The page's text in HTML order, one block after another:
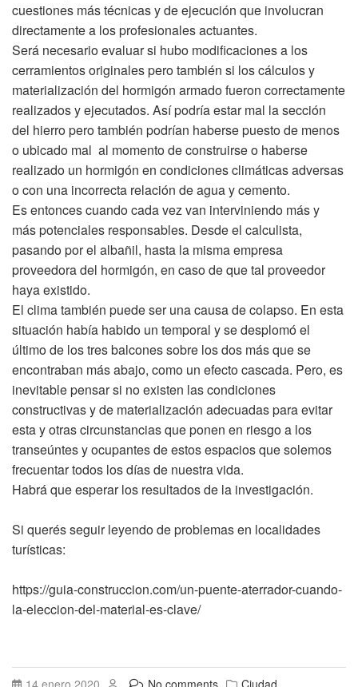
cuestiones más técnicas y de ejecución que involucran
directamente a los profesionales actuantes.
Será necesario evaluar si hubo modificaciones a los
cerramientos originales pero también si los cálculos y
materialización del hormigón armado fueron correctamente
realizados y ejecutados. Así podría estar mal la sección
del hierro pero también podrían haberse puesto de menos
o ubicado mal al momento de construirse o haberse
realizado un hormigón en condiciones climáticas adversas
o con una incorrecta relación de agua y cemento.
Es entonces cuando cada vez van interviniendo más y
más potenciales responsables. Desde el calculista,
pasando por el albañil, hasta la misma empresa
proveedora del hormigón, en caso de que tal proveedor
haya existido.
El clima también puede ser una causa de colapso. En esta
situación había habido un temporal y se desplomó el
último de los tres balcones sobre los dos más que se
encontraban más abajo, como un efecto cascada. Pero, es
inevitable pensar si no existen las condiciones
constructivas y de materialización adecuadas para evitar
esta y otras circunstancias que ponen en riesgo a los
transeúntes y ocupantes de estos espacios que solemos
frecuentar todos los días de nuestra vida.
Habrá que esperar los resultados de la investigación.
Si querés seguir leyendo de problemas en localidades
turísticas:
https://guia-construccion.com/un-puente-aterrador-cuando-
la-eleccion-del-material-es-clave/
14 enero 2020 No comments Ciudad